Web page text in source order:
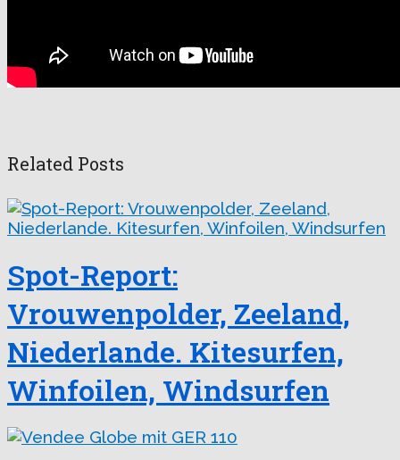
Related Posts
Spot-Report:
Vrouwenpolder, Zeeland,
Niederlande. Kitesurfen,
Winfoilen, Windsurfen